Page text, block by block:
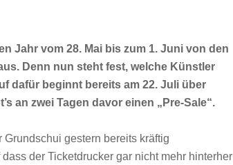
Jahr vom 28. Mai bis zum 1. Juni von den
Denn nun steht fest, welche Künstler
dafür beginnt bereits am 22. Juli über
an zwei Tagen davor einen „Pre-Sale“.
gestern bereits kräftig
der Ticketdrucker gar nicht mehr hinterher